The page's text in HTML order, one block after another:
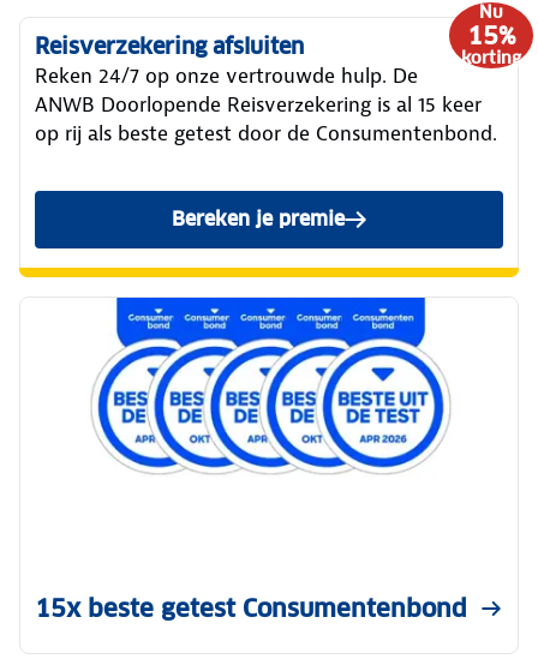
Nu
15%
korting
Reisverzekering afsluiten
Reken 24/7 op onze vertrouwde hulp. De
ANWB Doorlopende Reisverzekering is al 15 keer
op rij als beste getest door de Consumentenbond.
Bereken je premie
van de ANWB
15x beste getest Consumentenbond